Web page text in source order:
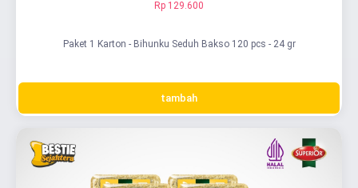
Rp 129.600
Paket 1 Karton - Bihunku Seduh Bakso 120 pcs - 24 gr
tambah